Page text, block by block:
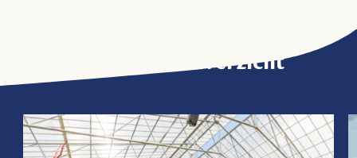
Activiteitenoverzicht